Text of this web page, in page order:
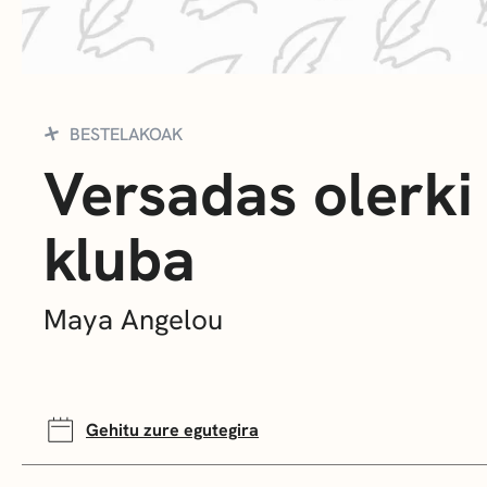
BESTELAKOAK
Versadas olerki
kluba
Maya Angelou
Gehitu zure egutegira